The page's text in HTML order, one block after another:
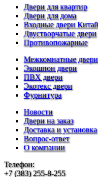
Двери для квартир
Двери для дома
Входные двери Китай
Двустворчатые двери
Противопожарные
Межкомнатные двери
Экошпон двери
ПВХ двери
Экотекс двери
Фурнитура
Новости
Двери на заказ
Доставка и установка
Вопрос-ответ
О компании
Телефон:
+7 (383) 255-8-255